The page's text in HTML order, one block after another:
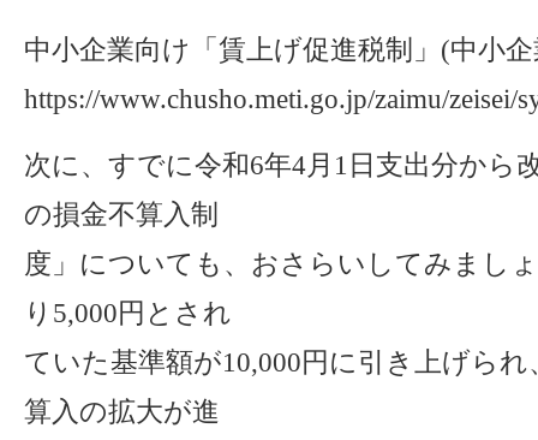
中小企業向け「賃上げ促進税制」(中小
https://www.chusho.meti.go.jp/zaimu/zeisei/
次に、すでに令和6年4月1日支出分から
の損金不算入制
度」についても、おさらいしてみまし
り5,000円とされ
ていた基準額が10,000円に引き上げら
算入の拡大が進